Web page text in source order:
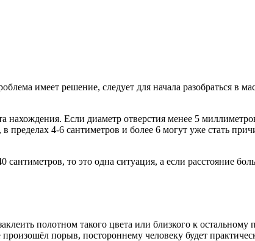
имеет решение, следует для начала разобраться в
Если диаметр отверстия менее 5
пределах 4-6 сантиметров и более 6 могут уже стать
то это одна ситуация, а если расстояние
полотном такого цвета или близкого к
порыв, постороннему человеку будет